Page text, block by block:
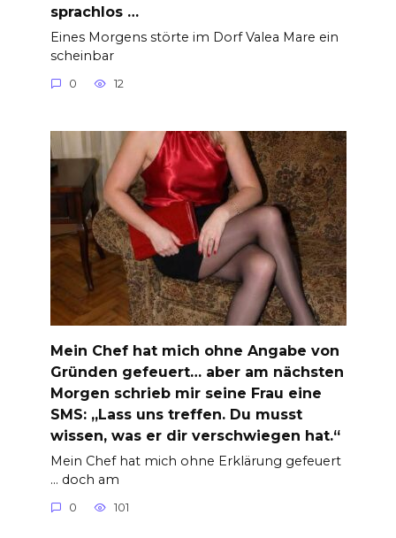
sprachlos …
Eines Morgens störte im Dorf Valea Mare ein
scheinbar
0 12
Mein Chef hat mich ohne Angabe von
Gründen gefeuert… aber am nächsten
Morgen schrieb mir seine Frau eine
SMS: „Lass uns treffen. Du musst
wissen, was er dir verschwiegen hat.“
Mein Chef hat mich ohne Erklärung gefeuert
… doch am
0 101